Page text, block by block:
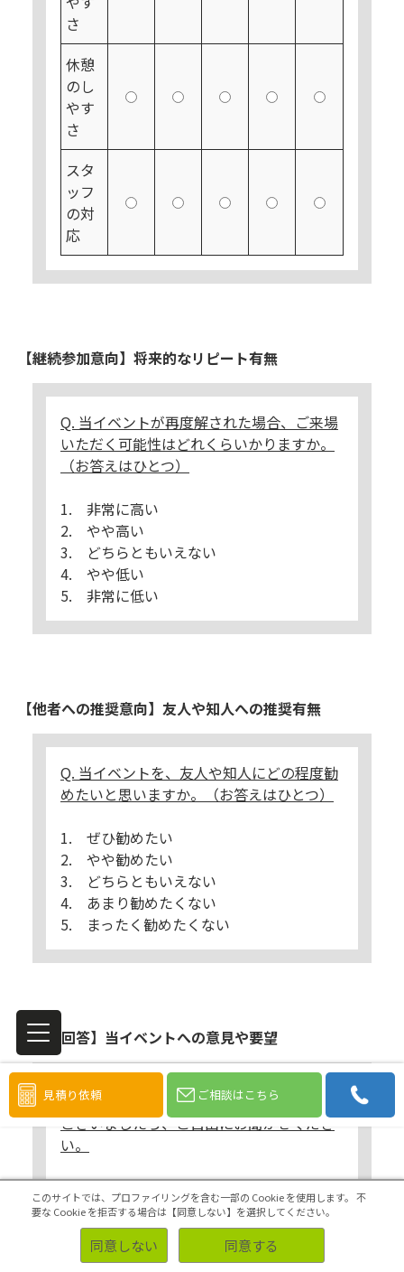
さ
休憩
のし
やす
さ
スタ
ッフ
の対
応
【継続参加意向】将来的なリピート有無
Q. 当イベントが再度解された場合、ご来場
いただく可能性はどれくらいかりますか。
（お答えはひとつ）
1. 非常に高い
2. やや高い
3. どちらともいえない
4. やや低い
5. 非常に低い
【他者への推奨意向】友人や知人への推奨有無
Q. 当イベントを、友人や知人にどの程度勧
めたいと思いますか。（お答えはひとつ）
1. ぜひ勧めたい
2. やや勧めたい
3. どちらともいえない
4. あまり勧めたくない
5. まったく勧めたくない
【自由回答】当イベントへの意見や要望
Q. 当イベントについて、ご意見やご要望が
ございましたら、ご自由にお聞かせくださ
い。
見積り依頼 ご相談はこちら
このサイトでは、プロファイリングを含む一部の Cookie を使用します。 不
要な Cookie を拒否する場合は【同意しない】を選択してください。
同意しない 同意する